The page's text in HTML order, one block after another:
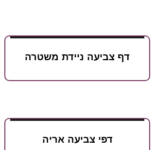
דף צביעה ניידת משטרה
דפי צביעה אריה